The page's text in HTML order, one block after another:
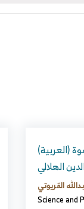
(العربية) صنيع مسدد في الحكمة في الدعوة
الهلالي
القريوتي
Science and